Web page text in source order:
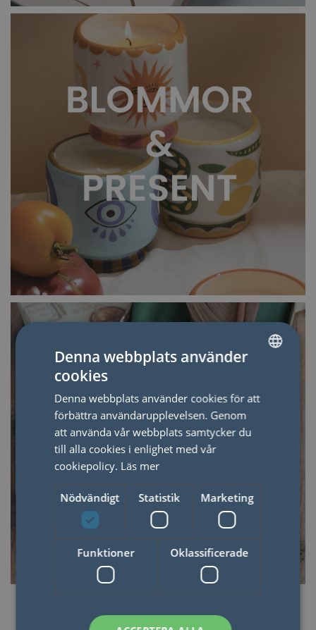
KUNDFAVORITER
Bästsäljare
ENGLISH
Denna webbplats använder
cookies
Denna webbplats använder cookies för att
förbättra användarupplevelsen. Genom
att använda vår webbplats samtycker du
till alla cookies i enlighet med vår
cookiepolicy. Läs mer
Nödvändigt Statistik Marketing
Funktioner Oklassificerade